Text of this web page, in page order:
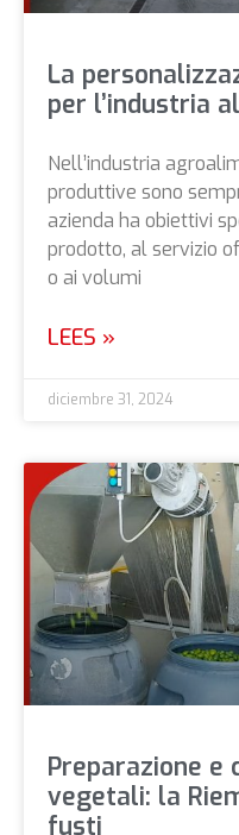
La
per l’industria
Nell’industria
produttive sono
azienda ha obiettivi
prodotto, al servizio
o ai volumi
LEES »
diciembre 31, 2024
Preparazione e
vegetali: la
fusti